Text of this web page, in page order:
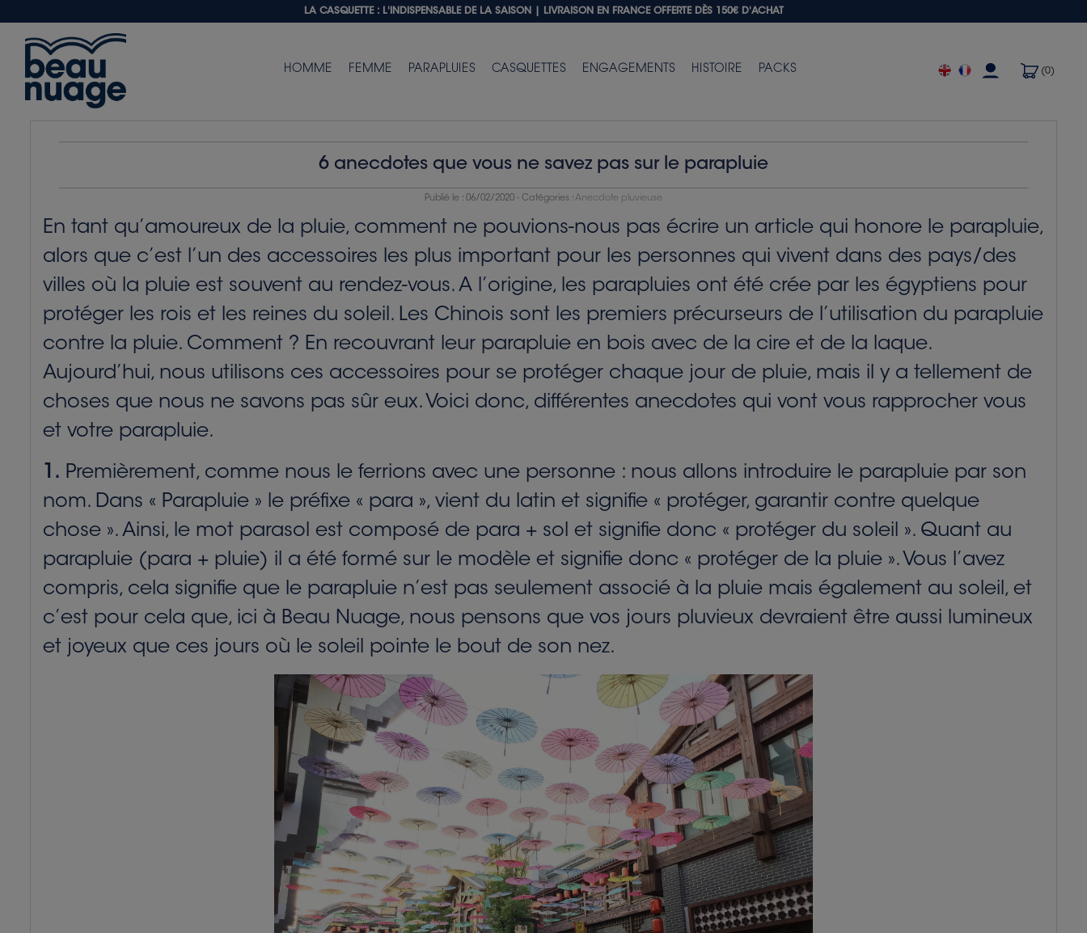
LA CASQUETTE : L'INDISPENSABLE DE LA SAISON | LIVRAISON EN FRANCE OFFERTE DÈS 150€ D'ACHAT
HOMME FEMME PARAPLUIES CASQUETTES ENGAGEMENTS HISTOIRE PACKS (0)
6 anecdotes que vous ne savez pas sur le parapluie
Publié le : 06/02/2020 - Catégories :Anecdote pluvieuse
En tant qu’amoureux de la pluie, comment ne pouvions-nous pas écrire un article qui honore le parapluie,
alors que c’est l’un des accessoires les plus important pour les personnes qui vivent dans des pays/des
villes où la pluie est souvent au rendez-vous. A l’origine, les parapluies ont été crée par les égyptiens pour
protéger les rois et les reines du soleil. Les Chinois sont les premiers précurseurs de l’utilisation du parapluie
contre la pluie. Comment ? En recouvrant leur parapluie en bois avec de la cire et de la laque.
Aujourd’hui, nous utilisons ces accessoires pour se protéger chaque jour de pluie, mais il y a tellement de
choses que nous ne savons pas sûr eux. Voici donc, différentes anecdotes qui vont vous rapprocher vous
et votre parapluie.
1. Premièrement, comme nous le ferrions avec une personne : nous allons introduire le parapluie par son
nom. Dans « Parapluie » le préfixe « para », vient du latin et signifie « protéger, garantir contre quelque
chose ». Ainsi, le mot parasol est composé de para + sol et signifie donc « protéger du soleil ». Quant au
parapluie (para + pluie) il a été formé sur le modèle et signifie donc « protéger de la pluie ». Vous l’avez
compris, cela signifie que le parapluie n’est pas seulement associé à la pluie mais également au soleil, et
c’est pour cela que, ici à Beau Nuage, nous pensons que vos jours pluvieux devraient être aussi lumineux
et joyeux que ces jours où le soleil pointe le bout de son nez.